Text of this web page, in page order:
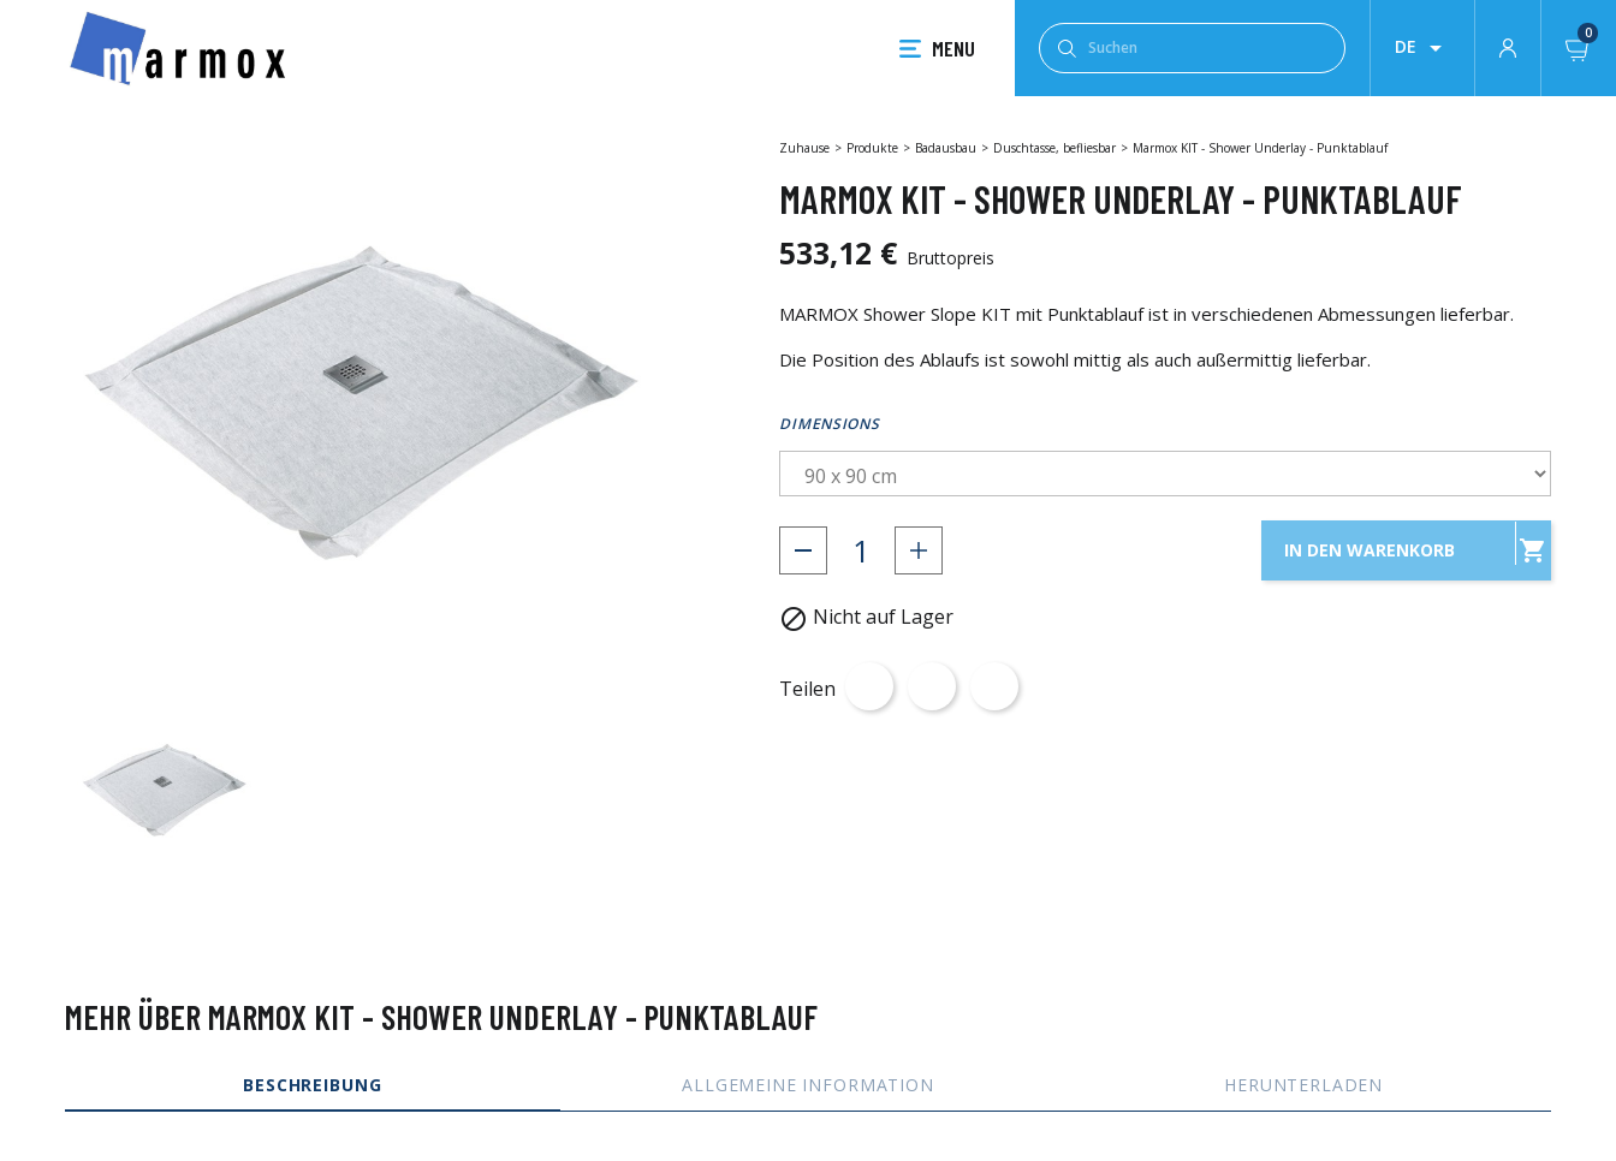
MENU DE 
0
Zuhause Produkte Badausbau Duschtasse, befliesbar Marmox KIT - Shower Underlay - Punktablauf
MARMOX KIT - SHOWER UNDERLAY - PUNKTABLAUF
533,12 € Bruttopreis
MARMOX Shower Slope KIT mit Punktablauf ist in verschiedenen Abmessungen lieferbar.
Die Position des Ablaufs ist sowohl mittig als auch außermittig lieferbar.
DIMENSIONS
IN DEN WARENKORB 
 Nicht auf Lager
Teilen
MEHR ÜBER MARMOX KIT - SHOWER UNDERLAY - PUNKTABLAUF
BESCHREIBUNG ALLGEMEINE INFORMATION HERUNTERLADEN